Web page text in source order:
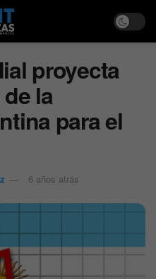
proyecta
la
para el
6 años atrás